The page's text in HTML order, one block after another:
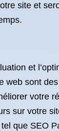
site et
et
web sont
votre
sur votre
que SEO